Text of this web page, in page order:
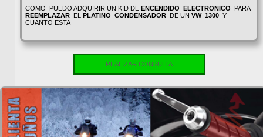
COMO PUEDO ADQUIRIR UN KID DE ENCENDIDO ELECTRONICO PARA
REEMPLAZAREL PLATINO CONDENSADORDE UN VW 1300Y
CUANTO ESTA
REALIZAR CONSULTA